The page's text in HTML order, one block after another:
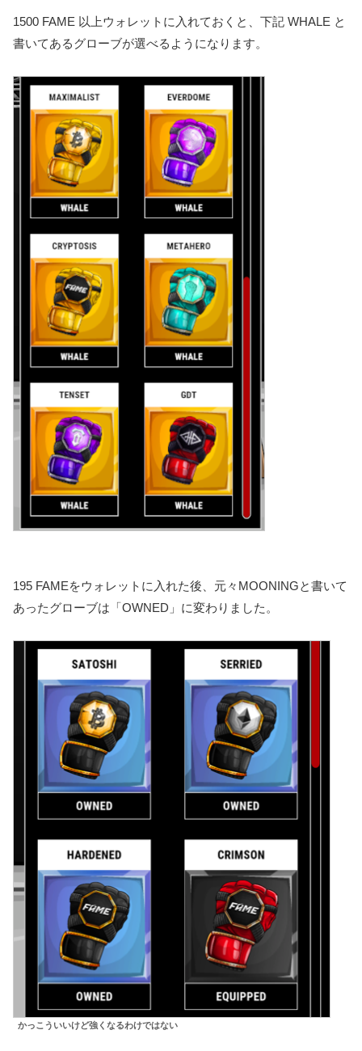
1500 FAME 以上ウォレットに入れておくと、下記 WHALE と
書いてあるグローブが選べるようになります。
195 FAMEをウォレットに入れた後、元々MOONINGと書いて
あったグローブは「OWNED」に変わりました。
かっこういいけど強くなるわけではない